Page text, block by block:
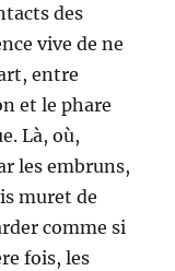
des
vive de ne
entre
et le phare
Là, où,
les embruns,
muret de
comme si
fois, les